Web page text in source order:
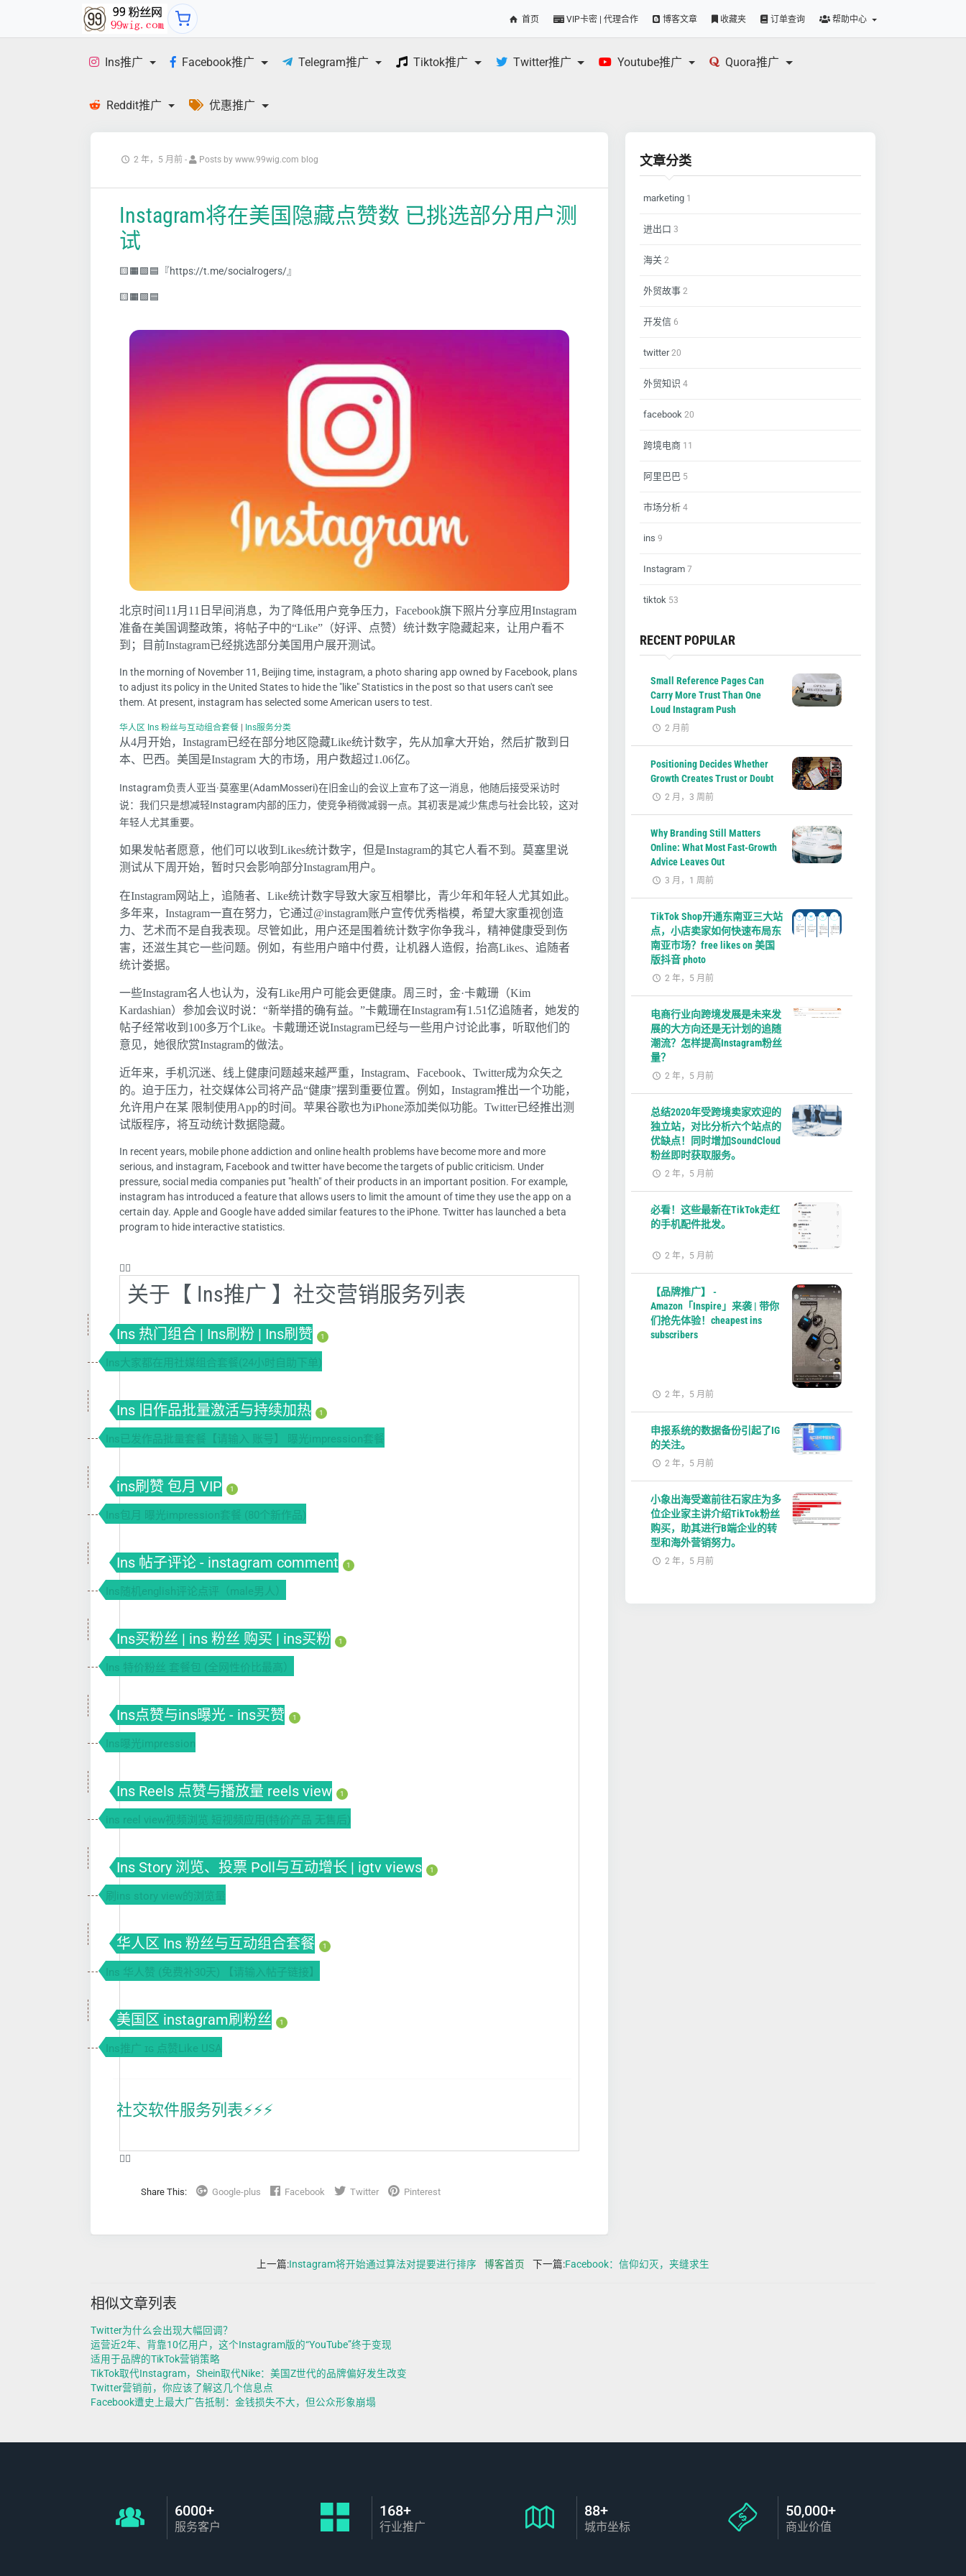
首页 VIP卡密 | 代理合作 博客文章 收藏夹 订单查询 帮助中心
Ins推广 Facebook推广 Telegram推广 Tiktok推广 Twitter推广 Youtube推广 Quora推广
Reddit推广 优惠推广
2 年，5 月前 - Posts by www.99wig.com blog
Instagram将在美国隐藏点赞数 已挑选部分用户测
试
🟨🟧🟩🟦『https://t.me/socialrogers/』
🟨🟧🟩🟦
北京时间11月11日早间消息，为了降低用户竞争压力，Facebook旗下照片分享应用Instagram
准备在美国调整政策，将帖子中的“Like”（好评、点赞）统计数字隐藏起来，让用户看不
到；目前Instagram已经挑选部分美国用户展开测试。
In the morning of November 11, Beijing time, instagram, a photo sharing app owned by Facebook, plans
to adjust its policy in the United States to hide the "like" Statistics in the post so that users can't see
them. At present, instagram has selected some American users to test.
华人区 Ins 粉丝与互动组合套餐 | Ins服务分类
从4月开始，Instagram已经在部分地区隐藏Like统计数字，先从加拿大开始，然后扩散到日
本、巴西。美国是Instagram 大的市场，用户数超过1.06亿。
Instagram负责人亚当·莫塞里(AdamMosseri)在旧金山的会议上宣布了这一消息，他随后接受采访时
说：我们只是想减轻Instagram内部的压力，使竞争稍微减弱一点。其初衷是减少焦虑与社会比较，这对
年轻人尤其重要。
如果发帖者愿意，他们可以收到Likes统计数字，但是Instagram的其它人看不到。莫塞里说
测试从下周开始，暂时只会影响部分Instagram用户。
在Instagram网站上，追随者、Like统计数字导致大家互相攀比，青少年和年轻人尤其如此。
多年来，Instagram一直在努力，它通过@instagram账户宣传优秀楷模，希望大家重视创造
力、艺术而不是自我表现。尽管如此，用户还是围着统计数字你争我斗，精神健康受到伤
害，还滋生其它一些问题。例如，有些用户暗中付费，让机器人造假，抬高Likes、追随者
统计娄据。
一些Instagram名人也认为，没有Like用户可能会更健康。周三时，金·卡戴珊（Kim
Kardashian）参加会议时说：“新举措的确有益。”卡戴珊在Instagram有1.51亿追随者，她发的
帖子经常收到100多万个Like。卡戴珊还说Instagram已经与一些用户讨论此事，听取他们的
意见，她很欣赏Instagram的做法。
近年来，手机沉迷、线上健康问题越来越严重，Instagram、Facebook、Twitter成为众矢之
的。迫于压力，社交媒体公司将产品“健康”摆到重要位置。例如，Instagram推出一个功能，
允许用户在某 限制使用App的时间。苹果谷歌也为iPhone添加类似功能。Twitter已经推出测
试版程序，将互动统计数据隐藏。
In recent years, mobile phone addiction and online health problems have become more and more
serious, and instagram, Facebook and twitter have become the targets of public criticism. Under
pressure, social media companies put "health" of their products in an important position. For example,
instagram has introduced a feature that allows users to limit the amount of time they use the app on a
certain day. Apple and Google have added similar features to the iPhone. Twitter has launched a beta
program to hide interactive statistics.
❤️‍🔥
关于【 Ins推广 】社交营销服务列表
Ins 热门组合 | Ins刷粉 | Ins刷赞 1
Ins大家都在用社媒组合套餐(24小时自助下单)
Ins 旧作品批量激活与持续加热 1
Ins已发作品批量套餐【请输入 账号】 曝光impression套餐
ins刷赞 包月 VIP 1
Ins包月 曝光impression套餐 (80个新作品)
Ins 帖子评论 - instagram comment 1
Ins随机english评论点评（male男人）
Ins买粉丝 | ins 粉丝 购买 | ins买粉 1
Ins 特价粉丝 套餐包 (全网性价比最高）
Ins点赞与ins曝光 - ins买赞 1
Ins曝光impression
Ins Reels 点赞与播放量 reels view 1
ins reel view视频浏览 短视频应用(特价产品 无售后)
Ins Story 浏览、投票 Poll与互动增长 | igtv views 1
刷ins story view的浏览量
华人区 Ins 粉丝与互动组合套餐 1
Ins 华人赞 (免费补30天) 【请输入帖子链接】
美国区 instagram刷粉丝 1
Ins推广 ɪɢ 点赞Like USA
社交软件服务列表⚡️⚡️⚡️
❤️‍🔥
Share This: Google-plus Facebook Twitter Pinterest
文章分类
marketing 1
进出口 3
海关 2
外贸故事 2
开发信 6
twitter20
外贸知识 4
facebook 20
跨境电商 11
阿里巴巴 5
市场分析 4
ins 9
Instagram 7
tiktok 53
RECENT POPULAR
Small Reference Pages Can
Carry More Trust Than One
Loud Instagram Push
2 月前
Positioning Decides Whether
Growth Creates Trust or Doubt
2 月，3 周前
Why Branding Still Matters
Online: What Most Fast-Growth
Advice Leaves Out
3 月，1 周前
TikTok Shop开通东南亚三大站
点，小店卖家如何快速布局东
南亚市场？free likes on 美国
版抖音 photo
2 年，5 月前
电商行业向跨境发展是未来发
展的大方向还是无计划的追随
潮流？怎样提高Instagram粉丝
量？
2 年，5 月前
总结2020年受跨境卖家欢迎的
独立站，对比分析六个站点的
优缺点！同时增加SoundCloud
粉丝即时获取服务。
2 年，5 月前
必看！这些最新在TikTok走红
的手机配件批发。
2 年，5 月前
【品牌推广】 -
Amazon「Inspire」来袭 | 带你
们抢先体验！cheapest ins
subscribers
2 年，5 月前
申报系统的数据备份引起了IG
的关注。
2 年，5 月前
小象出海受邀前往石家庄为多
位企业家主讲介绍TikTok粉丝
购买，助其进行B端企业的转
型和海外营销努力。
2 年，5 月前
上一篇:Instagram将开始通过算法对提要进行排序 博客首页 下一篇:Facebook：信仰幻灭，夹缝求生
相似文章列表
Twitter为什么会出现大幅回调？
运营近2年、背靠10亿用户，这个Instagram版的“YouTube”终于变现
适用于品牌的TikTok营销策略
TikTok取代Instagram，Shein取代Nike：美国Z世代的品牌偏好发生改变
Twitter营销前，你应该了解这几个信息点
Facebook遭史上最大广告抵制：金钱损失不大，但公众形象崩塌
6000+
服务客户
168+
行业推广
88+
城市坐标
50,000+
商业价值